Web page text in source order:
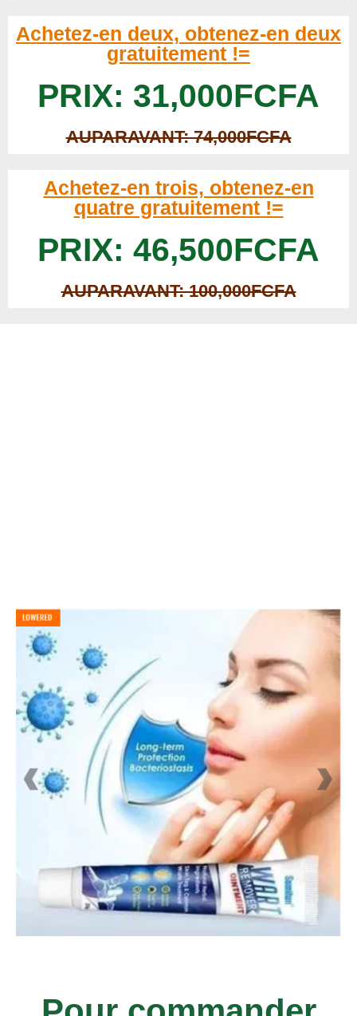
Achetez-en deux, obtenez-en deux
gratuitement !=
PRIX: 31,000FCFA
AUPARAVANT: 74,000FCFA
Achetez-en trois, obtenez-en
quatre gratuitement !=
PRIX: 46,500FCFA
AUPARAVANT: 100,000FCFA